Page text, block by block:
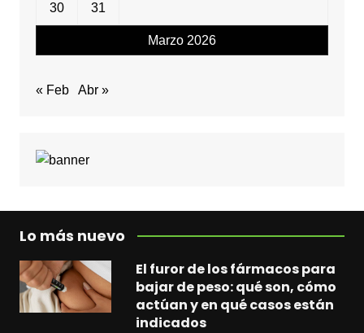
Marzo 2026
30 31
« Feb Abr »
Lo más nuevo
El furor de los fármacos para
bajar de peso: qué son, cómo
actúan y en qué casos están
indicados